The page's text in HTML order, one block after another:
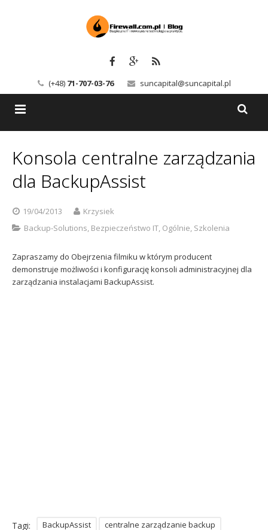
(+48) 71-707-03-76 suncapital@suncapital.pl
Kerio
Serwery pocztowe
Sophos
Usługi
Szkolenia
Polityka prywatności
Konsola centralne zarządzania
dla BackupAssist
19/04/2013
Krzysiek
Backup-Solutions, Bezpieczeństwo IT, Ogólnie, Szkolenia
Zapraszamy do Obejrzenia filmiku w którym producent
demonstruje możliwości i konfigurację konsoli administracyjnej dla
zarządzania instalacjami BackupAssist.
Tagi: BackupAssist
centralne zarządzanie backup